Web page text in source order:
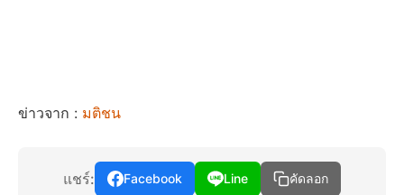
ข่าวจาก : มติชน
แชร์: Facebook Line คัดลอก